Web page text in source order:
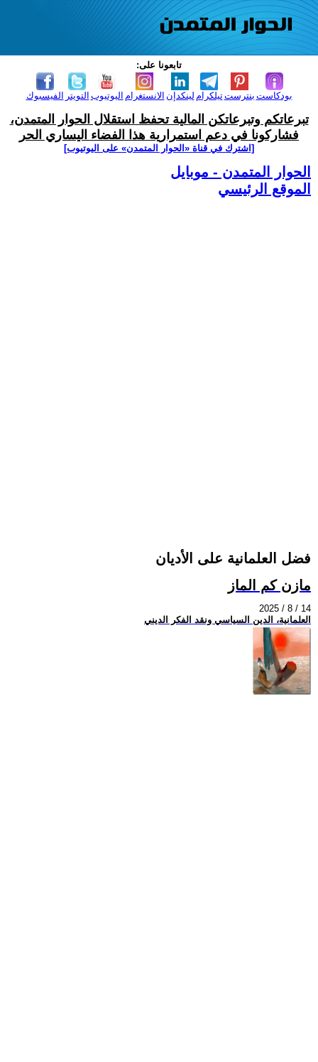
تابعونا على:
الفيسبوك التويتر اليوتيوب الانستغرام لينكدإن تيلكرامبنترست بودكاست
تبرعاتكم وتبرعاتكن المالية تحفظ استقلال الحوار المتمدن،
فشاركونا في دعم استمرارية هذا الفضاء اليساري الحر
[اشترك في قناة ‫«الحوار المتمدن» على اليوتيوب]
الحوار المتمدن - موبايل
الموقع الرئيسي
فضل العلمانية على الأديان
مازن كم الماز
2025 / 8 / 14
العلمانية، الدين السياسي ونقد الفكر الديني